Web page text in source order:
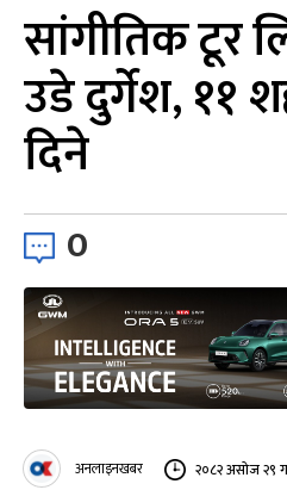
सांगीतिक टूर
उडे दुर्गेश, ११
दिने
0
अनलाइनखबर २०८२ असोज २९